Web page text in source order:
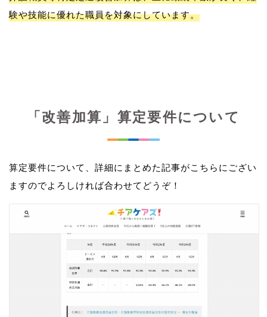
験や技能に優れた職員を対象にしています。
「改善加算」算定要件について
算定要件について、詳細にまとめた記事がこちらにござい
ますのでよろしければ合わせてどうぞ！